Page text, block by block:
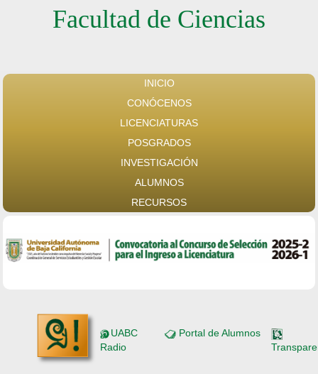
Facultad de Ciencias
INICIO
CONÓCENOS
LICENCIATURAS
POSGRADOS
INVESTIGACIÓN
ALUMNOS
RECURSOS
UABC
Radio
Portal de Alumnos